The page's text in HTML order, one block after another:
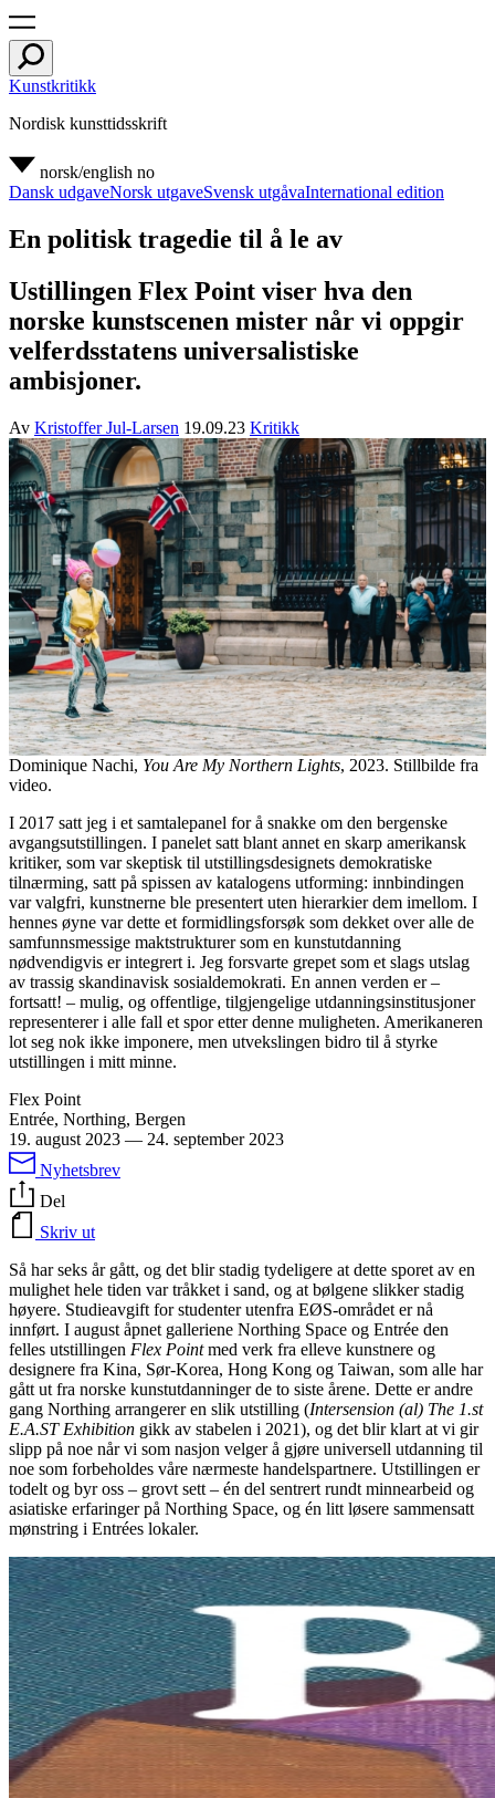
Kunstkritikk
Nordisk kunsttidsskrift
norsk/english no
Dansk udgaveNorsk utgaveSvensk utgåvaInternational edition
En politisk tragedie til å le av
Ustillingen Flex Point viser hva den
norske kunstscenen mister når vi oppgir
velferdsstatens universalistiske
ambisjoner.
Av Kristoffer Jul-Larsen 19.09.23 Kritikk
Dominique Nachi, You Are My Northern Lights, 2023. Stillbilde fra
video.
I 2017 satt jeg i et samtalepanel for å snakke om den bergenske
avgangsutstillingen. I panelet satt blant annet en skarp amerikansk
kritiker, som var skeptisk til utstillingsdesignets demokratiske
tilnærming, satt på spissen av katalogens utforming: innbindingen
var valgfri, kunstnerne ble presentert uten hierarkier dem imellom. I
hennes øyne var dette et formidlingsforsøk som dekket over alle de
samfunnsmessige maktstrukturer som en kunstutdanning
nødvendigvis er integrert i. Jeg forsvarte grepet som et slags utslag
av trassig skandinavisk sosialdemokrati. En annen verden er –
fortsatt! – mulig, og offentlige, tilgjengelige utdanningsinstitusjoner
representerer i alle fall et spor etter denne muligheten. Amerikaneren
lot seg nok ikke imponere, men utvekslingen bidro til å styrke
utstillingen i mitt minne.
Flex Point
Entrée, Northing, Bergen
19. august 2023 — 24. september 2023
Nyhetsbrev
Del
Skriv ut
Så har seks år gått, og det blir stadig tydeligere at dette sporet av en
mulighet hele tiden var tråkket i sand, og at bølgene slikker stadig
høyere. Studieavgift for studenter utenfra EØS-området er nå
innført. I august åpnet galleriene Northing Space og Entrée den
felles utstillingen Flex Pointmed verk fra elleve kunstnere og
designere fra Kina, Sør-Korea, Hong Kong og Taiwan, som alle har
gått ut fra norske kunstutdanninger de to siste årene. Dette er andre
gang Northing arrangerer en slik utstilling (Intersension (al) The 1.st
E.A.ST Exhibition gikk av stabelen i 2021), og det blir klart at vi gir
slipp på noe når vi som nasjon velger å gjøre universell utdanning til
noe som forbeholdes våre nærmeste handelspartnere. Utstillingen er
todelt og byr oss – grovt sett – én del sentrert rundt minnearbeid og
asiatiske erfaringer på Northing Space, og én litt løsere sammensatt
mønstring i Entrées lokaler.